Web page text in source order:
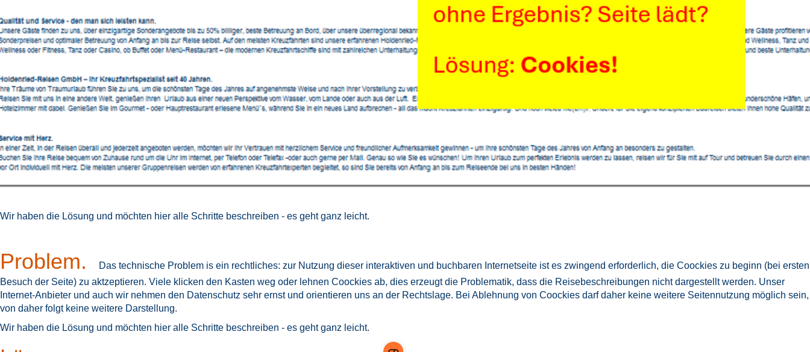
Wir haben die Lösung und möchten hier alle Schritte beschreiben - es geht ganz leicht.
Problem.
Das technische Problem is ein rechtliches: zur Nutzung dieser interaktiven und buchbaren Internetseite ist es zwingend erforderlich, die Coockies zu beginn (bei ersten
Besuch der Seite) zu aktzeptieren. Viele klicken den Kasten weg oder lehnen Coockies ab, dies erzeugt die Problematik, dass die Reisebeschreibungen nicht dargestellt werden. Unser
Internet-Anbieter und auch wir nehmen den Datenschutz sehr ernst und orientieren uns an der Rechtslage. Bei Ablehnung von Coockies darf daher keine weitere Seitennutzung möglich sein,
von daher folgt keine weitere Darstellung.
Wir haben die Lösung und möchten hier alle Schritte beschreiben - es geht ganz leicht.